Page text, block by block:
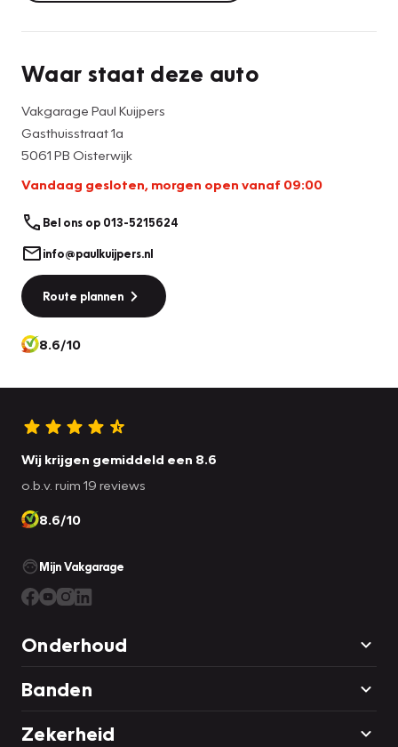
Waar staat deze auto
Vakgarage Paul Kuijpers
Gasthuisstraat 1a
5061 PB Oisterwijk
Vandaag gesloten, morgen open vanaf 09:00
Bel ons op 013-5215624
info@paulkuijpers.nl
Route plannen
8.6/10
Wij krijgen gemiddeld een 8.6
o.b.v. ruim 19 reviews
8.6/10
Mijn Vakgarage
Onderhoud
Banden
Zekerheid